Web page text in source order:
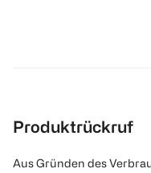
Produktrückruf
Aus Gründen des